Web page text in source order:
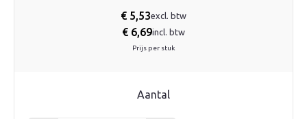
€ 5,53excl. btw
€ 6,69incl. btw
Prijs per stuk
Aantal